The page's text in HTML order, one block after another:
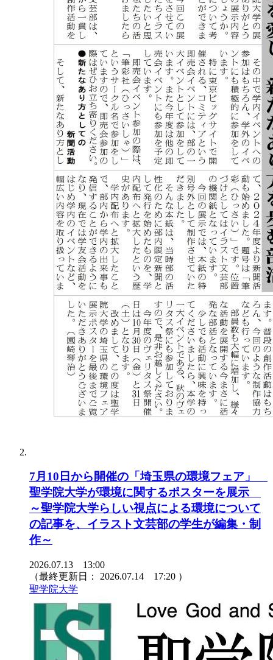
7月10日から開催の「埼玉県の環境フェア」
聖学院大学が環境に関するポスターを展示
～聖学院大学らしい視点による環境について
の記事を、イラスト文芸部の学生が編集・制
作～
2026.07.13 13:00
（最終更新日： 2026.07.14 17:20 ）
聖学院大学